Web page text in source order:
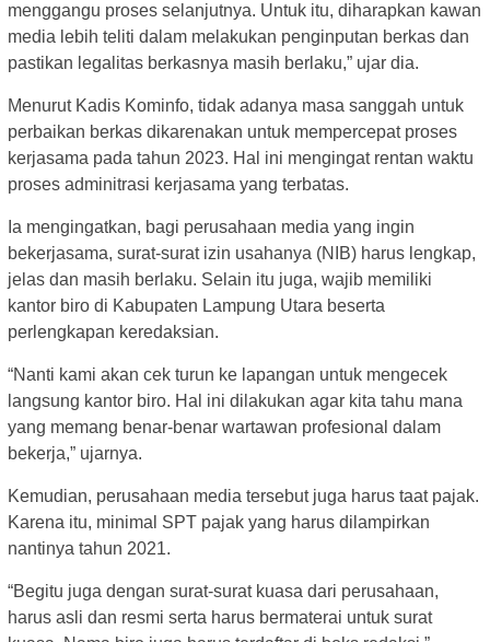
menggangu proses selanjutnya. Untuk itu, diharapkan kawan
media lebih teliti dalam melakukan penginputan berkas dan
pastikan legalitas berkasnya masih berlaku,” ujar dia.
Menurut Kadis Kominfo, tidak adanya masa sanggah untuk
perbaikan berkas dikarenakan untuk mempercepat proses
kerjasama pada tahun 2023. Hal ini mengingat rentan waktu
proses adminitrasi kerjasama yang terbatas.
Ia mengingatkan, bagi perusahaan media yang ingin
bekerjasama, surat-surat izin usahanya (NIB) harus lengkap,
jelas dan masih berlaku. Selain itu juga, wajib memiliki
kantor biro di Kabupaten Lampung Utara beserta
perlengkapan keredaksian.
“Nanti kami akan cek turun ke lapangan untuk mengecek
langsung kantor biro. Hal ini dilakukan agar kita tahu mana
yang memang benar-benar wartawan profesional dalam
bekerja,” ujarnya.
Kemudian, perusahaan media tersebut juga harus taat pajak.
Karena itu, minimal SPT pajak yang harus dilampirkan
nantinya tahun 2021.
“Begitu juga dengan surat-surat kuasa dari perusahaan,
harus asli dan resmi serta harus bermaterai untuk surat